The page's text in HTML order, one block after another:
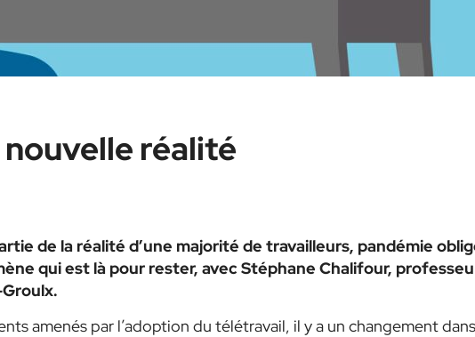
réalité
de la réalité d’une majorité de travailleurs, pandémie
qui est là pour rester, avec Stéphane Chalifour,
amenés par l’adoption du télétravail, il y a un changement